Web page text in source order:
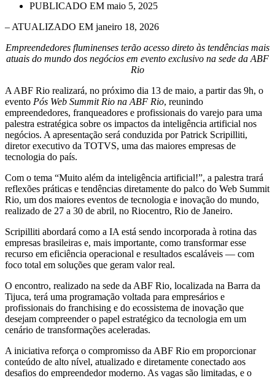
PUBLICADO EM maio 5, 2025
– ATUALIZADO EM janeiro 18, 2026
Empreendedores fluminenses terão acesso direto às tendências mais
atuais do mundo dos negócios em evento exclusivo na sede da ABF
Rio
A ABF Rio realizará, no próximo dia 13 de maio, a partir das 9h, o
evento Pós Web Summit Rio na ABF Rio, reunindo
empreendedores, franqueadores e profissionais do varejo para uma
palestra estratégica sobre os impactos da inteligência artificial nos
negócios. A apresentação será conduzida por Patrick Scripilliti,
diretor executivo da TOTVS, uma das maiores empresas de
tecnologia do país.
Com o tema “Muito além da inteligência artificial!”, a palestra trará
reflexões práticas e tendências diretamente do palco do Web Summit
Rio, um dos maiores eventos de tecnologia e inovação do mundo,
realizado de 27 a 30 de abril, no Riocentro, Rio de Janeiro.
Scripilliti abordará como a IA está sendo incorporada à rotina das
empresas brasileiras e, mais importante, como transformar esse
recurso em eficiência operacional e resultados escaláveis — com
foco total em soluções que geram valor real.
O encontro, realizado na sede da ABF Rio, localizada na Barra da
Tijuca, terá uma programação voltada para empresários e
profissionais do franchising e do ecossistema de inovação que
desejam compreender o papel estratégico da tecnologia em um
cenário de transformações aceleradas.
A iniciativa reforça o compromisso da ABF Rio em proporcionar
conteúdo de alto nível, atualizado e diretamente conectado aos
desafios do empreendedor moderno. As vagas são limitadas, e o